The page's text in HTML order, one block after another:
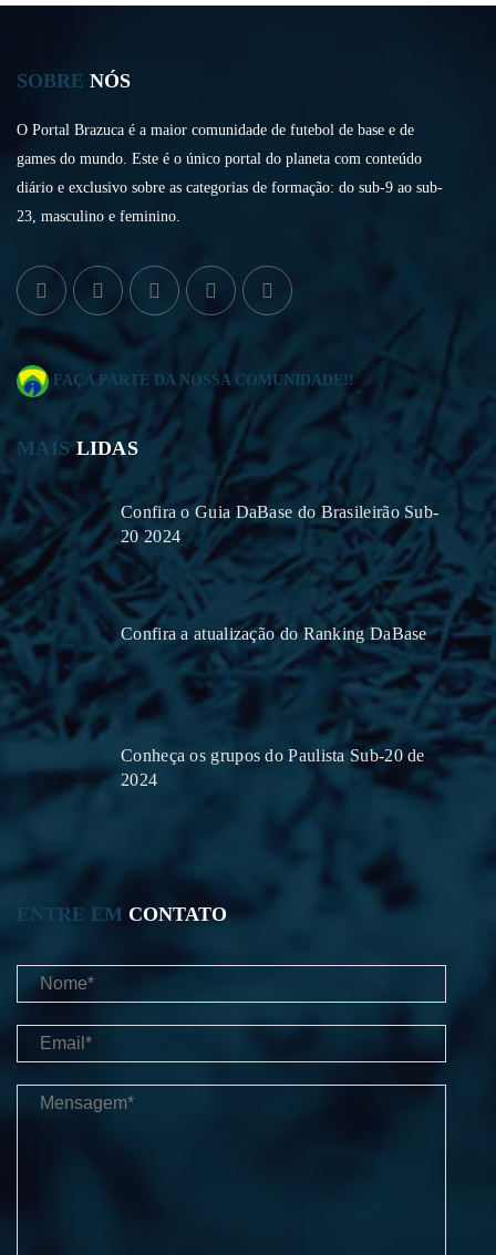
SOBRE NÓS
O Portal Brazuca é a maior comunidade de futebol de base e de
games do mundo. Este é o único portal do planeta com conteúdo
diário e exclusivo sobre as categorias de formação: do sub-9 ao sub-
23, masculino e feminino.
FAÇA PARTE DA NOSSA COMUNIDADE!!
MAISLIDAS
Confira o Guia DaBase do Brasileirão Sub-
20 2024
Confira a atualização do Ranking DaBase
Conheça os grupos do Paulista Sub-20 de
2024
ENTRE EM CONTATO